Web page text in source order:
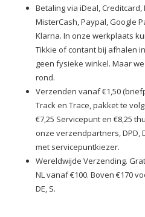
Betaling via iDeal, Creditcard,
MisterCash, Paypal, Google
Klarna. In onze werkplaats
Tikkie of contant bij afhalen
geen fysieke winkel. Maar
rond.
Verzenden vanaf €1,50
Track en Trace, pakket te
€7,25 Servicepunt en €8,25
onze verzendpartners, DPD,
met servicepuntkiezer.
Wereldwijde Verzending.
NL vanaf €100. Boven €170
DE, S.